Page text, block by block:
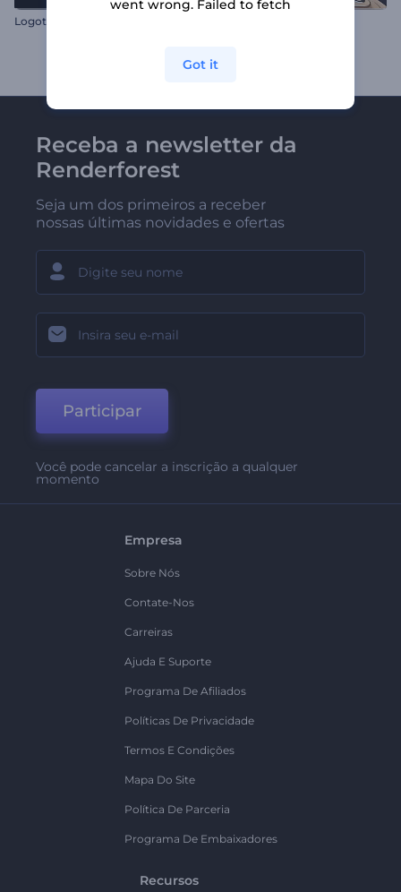
Logotipo Expansão de Partículas
Receba a newsletter da
Renderforest
Seja um dos primeiros a receber
nossas últimas novidades e ofertas
Participar
Você pode cancelar a inscrição a qualquer
momento
Empresa
Sobre Nós
Contate-Nos
Carreiras
Ajuda E Suporte
Programa De Afiliados
Políticas De Privacidade
Termos E Condições
Mapa Do Site
Política De Parceria
Programa De Embaixadores
Recursos
went wrong. Failed to fetch
Got it